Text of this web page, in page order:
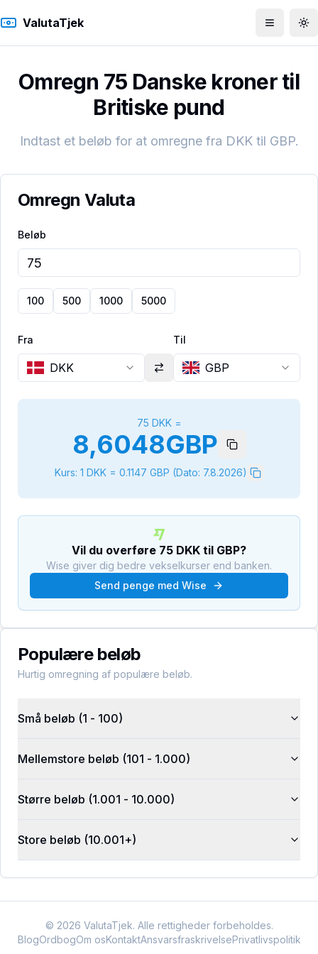
ValutaTjek Åbn menu
Omregn 75 Danske kroner til
Britiske pund
Indtast et beløb for at omregne fra DKKtil GBP.
Omregn Valuta
Beløb
100 500 1000 5000
Fra
DKK
Til
GBP
75 DKK=
8,6048GBP
Kurs: 1 DKK= 0.1147 GBP (Dato: 7.8.2026)
Vil du overføre 75 DKK til GBP?
Wise giver dig bedre vekselkurser end banken.
Send penge med Wise
Populære beløb
Hurtig omregning af populære beløb.
Små beløb (1 - 100)
Mellemstore beløb (101 - 1.000)
Større beløb (1.001 - 10.000)
Store beløb (10.001+)
© 2026 ValutaTjek. Alle rettigheder forbeholdes.
BlogOrdbogOm osKontaktAnsvarsfraskrivelsePrivatlivspolitik